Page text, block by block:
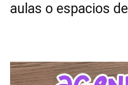
aulas o espacios